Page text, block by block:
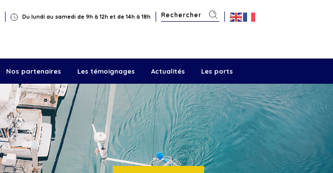
Du lundi au samedi de 9h à 12h et de 14h à 18h
Nos partenaires Les témoignages Actualités Les ports